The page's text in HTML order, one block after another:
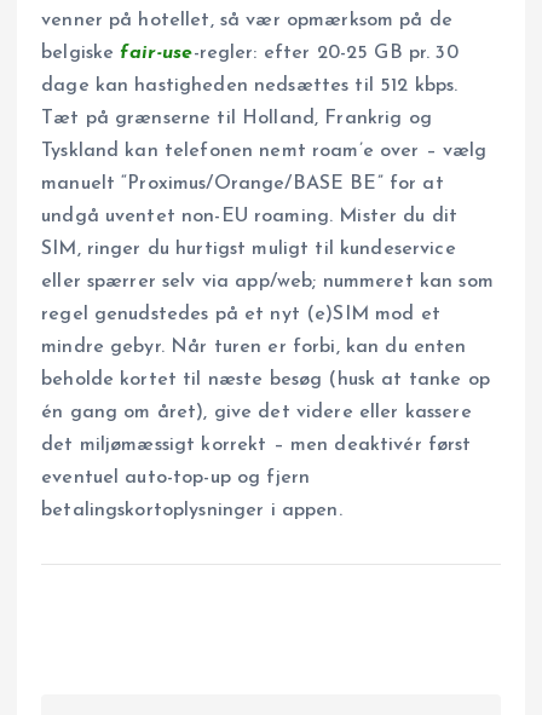
venner på hotellet, så vær opmærksom på de
belgiskefair-use-regler: efter 20-25 GB pr. 30
dage kan hastigheden nedsættes til 512 kbps.
Tæt på grænserne til Holland, Frankrig og
Tyskland kan telefonen nemt roam’e over – vælg
manuelt “Proximus/Orange/BASE BE” for at
undgå uventet non-EU roaming. Mister du dit
SIM, ringer du hurtigst muligt til kundeservice
eller spærrer selv via app/web; nummeret kan som
regel genudstedes på et nyt (e)SIM mod et
mindre gebyr. Når turen er forbi, kan du enten
beholde kortet til næste besøg (husk at tanke op
én gang om året), give det videre eller kassere
det miljømæssigt korrekt – men deaktivér først
eventuel auto-top-up og fjern
betalingskortoplysninger i appen.